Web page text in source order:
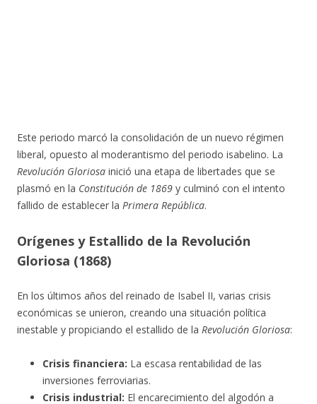
Este periodo marcó la consolidación de un nuevo régimen
liberal, opuesto al moderantismo del periodo isabelino. La
Revolución Gloriosa inició una etapa de libertades que se
plasmó en la Constitución de 1869 y culminó con el intento
fallido de establecer la Primera República.
Orígenes y Estallido de la Revolución
Gloriosa (1868)
En los últimos años del reinado de Isabel II, varias crisis
económicas se unieron, creando una situación política
inestable y propiciando el estallido de la Revolución Gloriosa:
Crisis financiera: La escasa rentabilidad de las
inversiones ferroviarias.
Crisis industrial: El encarecimiento del algodón a